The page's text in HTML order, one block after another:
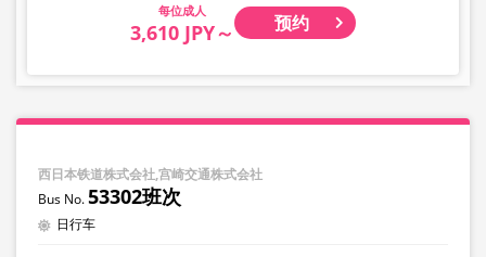
成人
3,610 JPY～ 预约
西日本铁道株式会社,宫崎交通株式会社
53302班次
日行车